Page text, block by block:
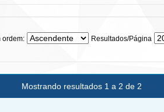
ordem: Resultados/Página
Mostrando resultados 1 a 2 de 2